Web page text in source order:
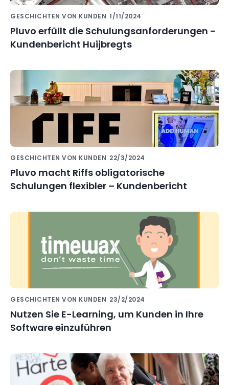
GESCHICHTEN VON KUNDEN 1/11/2024
Pluvo erfüllt die Schulungsanforderungen -
Kundenbericht Huijbregts
GESCHICHTEN VON KUNDEN 22/3/2024
Pluvo macht Riffs obligatorische
Schulungen flexibler – Kundenbericht
GESCHICHTEN VON KUNDEN 23/2/2024
Nutzen Sie E-Learning, um Kunden in Ihre
Software einzuführen